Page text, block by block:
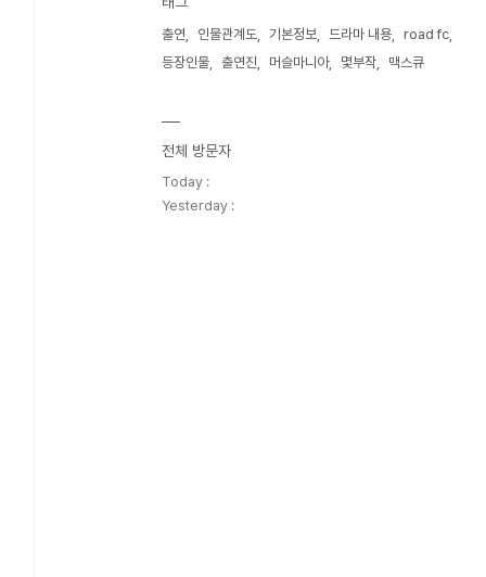
출연 인물관계도 기본정보 드라마 내용
road fc
등장인물
출연진 머슬마니아 몇부작 맥스큐
전체 방문자
Today :
Yesterday :